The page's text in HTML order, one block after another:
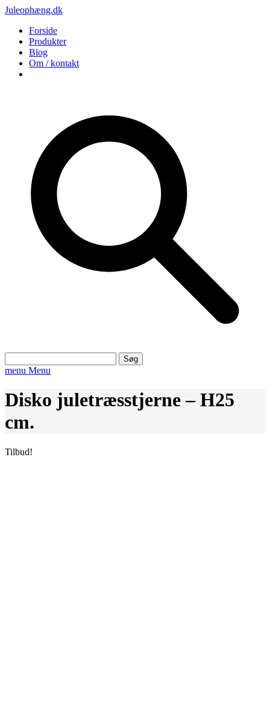
Juleophæng.dk
Forside
Produkter
Blog
Om / kontakt
efter:
menu Menu
Disko juletræsstjerne – H25
cm.
Tilbud!